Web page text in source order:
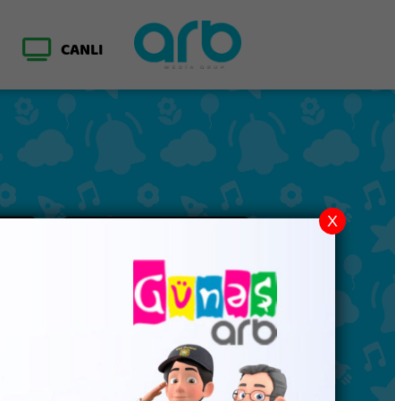
CANLI
X